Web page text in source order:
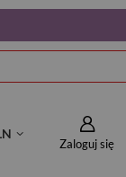
Zaloguj się